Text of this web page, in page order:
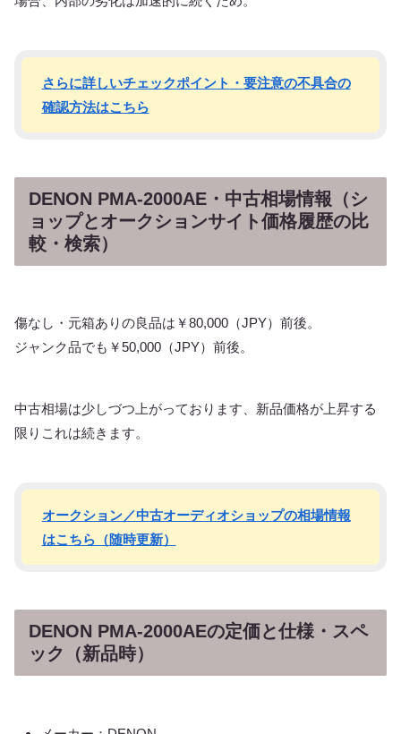
さらに詳しいチェックポイント ・ 要注意の不具合の
確認方法はこちら
DENON PMA-2000AE・中古相場情報（シ
ョップとオークションサイト価格履歴の比
較・検索）
傷なし・元箱ありの良品は￥80,000（JPY）前後。
ジャンク品でも￥50,000（JPY）前後。
中古相場は少しづつ上がっております、新品価格が上昇する
限りこれは続きます。
オークション／中古オーディオショップの相場情報
はこちら（随時更新）
DENON PMA-2000AEの定価と仕様・スペ
ック（新品時）